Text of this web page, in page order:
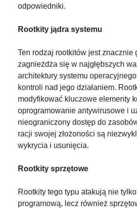
odpowiedniki.
Rootkity jądra systemu
Ten rodzaj rootkitów jest znacznie
zagnieżdża się w najgłębszych
architektury systemu
kontroli nad jego działaniem.
modyfikować kluczowe elementy
oprogramowanie antywirusowe i
nieograniczony dostęp do
racji swojej złożoności są
wykrycia i usunięcia.
Rootkity sprzętowe
Rootkity tego typu atakują nie
programową, lecz również